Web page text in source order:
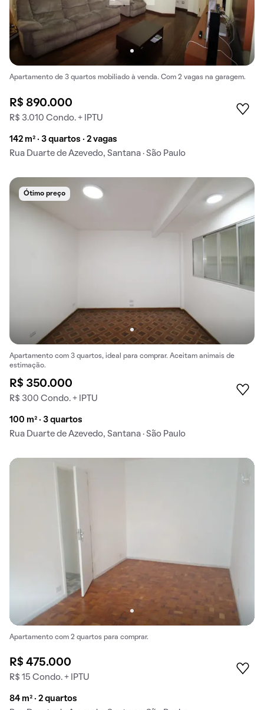
Apartamento de 3 quartos mobiliado à venda. Com 2 vagas na garagem.
R$ 890.000
R$ 3.010 Condo. + IPTU
142 m² · 3 quartos · 2 vagas
Rua Duarte de Azevedo, Santana · São Paulo
Ótimo preço
Apartamento com 3 quartos, ideal para comprar. Aceitam animais de
estimação.
R$ 350.000
R$ 300 Condo. + IPTU
100 m² · 3 quartos
Rua Duarte de Azevedo, Santana · São Paulo
Apartamento com 2 quartos para comprar.
R$ 475.000
R$ 15 Condo. + IPTU
84 m² · 2 quartos